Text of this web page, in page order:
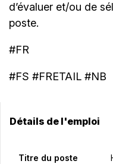
d’évaluer et/ou de
poste.
#FR
#FS #FRETAIL #NB
Détails de l'emploi
Titre du poste